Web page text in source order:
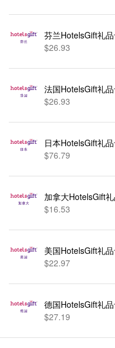
$26.93
$26.93
$76.79
$16.53
$22.97
$27.19